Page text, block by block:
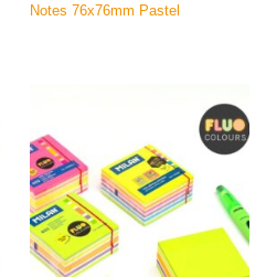
Notes 76x76mm Pastel